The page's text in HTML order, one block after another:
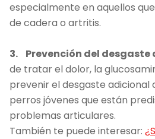
especialmente en aquellos
de cadera o artritis.
3. Prevención del
de tratar el dolor, la
prevenir el desgaste adicional
perros jóvenes que están
problemas articulares.
También te puede interesar: